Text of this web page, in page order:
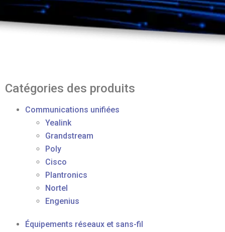
Catégories des produits
Communications unifiées
Yealink
Grandstream
Poly
Cisco
Plantronics
Nortel
Engenius
Équipements réseaux et sans-fil